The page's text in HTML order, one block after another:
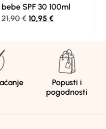
bebe SPF 30 100ml
21,90€ 10,95 €
Popusti i
pogodnosti